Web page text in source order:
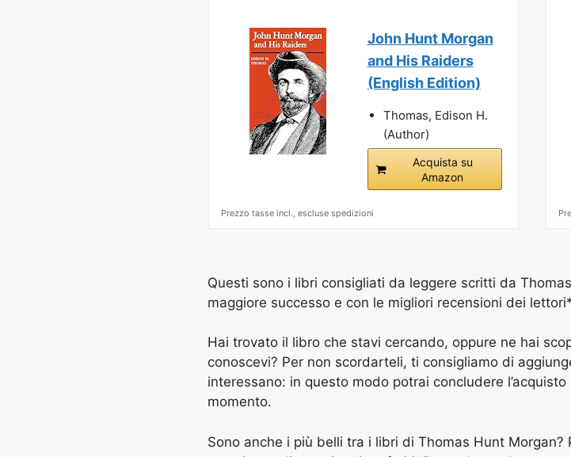
John Hunt Morgan
and His Raiders
(English Edition)
Thomas, Edison H.
(Author)
Acquista su
Amazon
Prezzo tasse incl., escluse spedizioni
Questi sono i libri consigliati da leggere scritti da
maggiore successo e con le migliori recensioni dei
Hai trovato il libro che stavi cercando, oppure ne hai
conoscevi? Per non scordarteli, ti consigliamo di
interessano: in questo modo potrai concludere
momento.
Sono anche i più belli tra i libri di Thomas Hunt